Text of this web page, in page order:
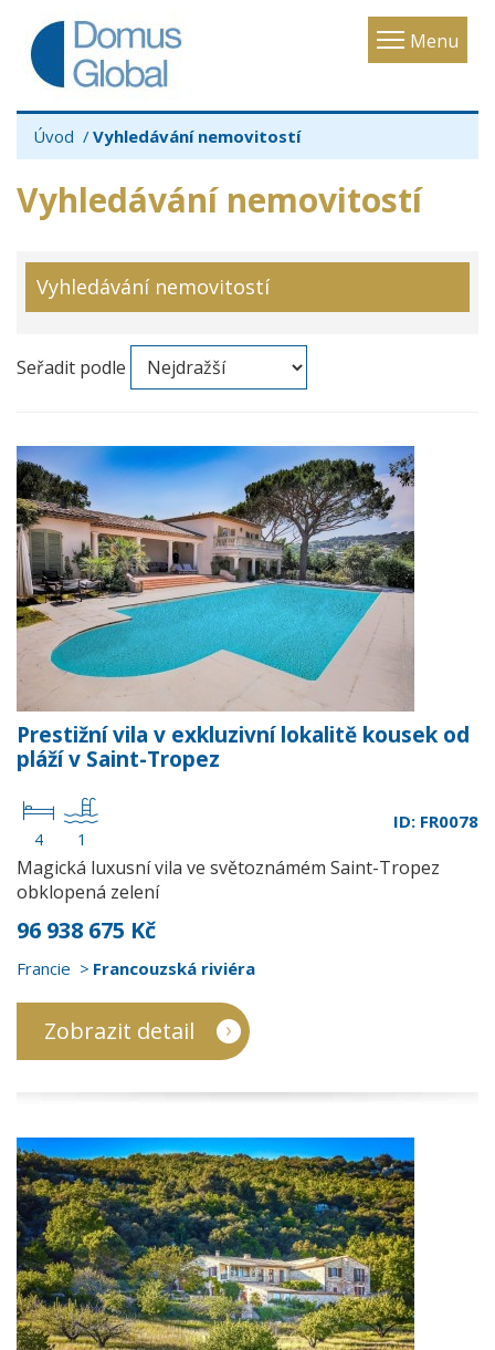
Menu
Toggle
Úvod Vyhledávání nemovitostí
Vyhledávání nemovitostí
Vyhledávání nemovitostí
Seřadit podle
Prestižní vila v exkluzivní lokalitě kousek od
pláží v Saint-Tropez
4 1
ID: FR0078
Magická luxusní vila ve světoznámém Saint-Tropez
obklopená zelení
96 938 675 Kč
Francie Francouzská riviéra
Zobrazit detail